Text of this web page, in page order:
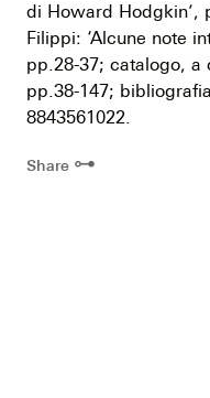
di Howard Hodgkin’,
Filippi: ‘Alcune note
pp.28-37; catalogo, a
pp.38-147;
8843561022.
Share ⊶